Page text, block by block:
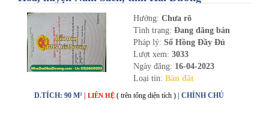
Hướng: Chưa rõ
Tình trạng: Đang đăng bán
Pháp lý: Sổ Hồng Đầy Đủ
Lượt xem: 3033
Ngày đăng: 16-04-2023
Loại tin: Bán đất
D.TÍCH: 90 M² | LIÊN HỆ ( trên tổng diện tích ) | CHÍNH CHỦ